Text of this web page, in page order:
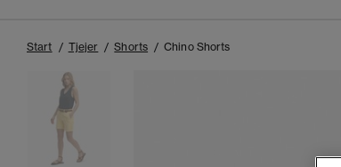
Start Tjejer Shorts Chino Shorts